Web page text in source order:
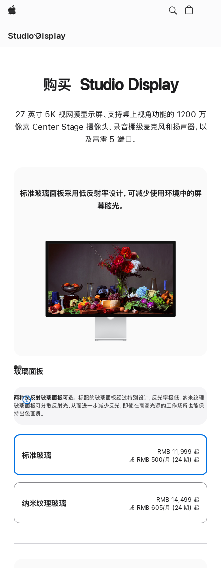
Apple
Studio Display
购买 Studio Display
27 英寸 5K 视网膜显示屏、支持桌上视角功能的 1200 万
像素 Center Stage 摄像头、录音棚级麦克风和扬声器，以
及雷雳 5 端口。
标准玻璃面板采用低反射率设计，可减少使用环境中的屏
幕眩光。
玻璃面板
两种抗反射玻璃面板可选。 标配的玻璃面板经过特别设计，反光率极低。纳米纹理
玻璃面板可分散反射光，从而进一步减少反光，即使在高亮光源的工作场所也能保
持出色画质。
展
开
标准玻璃 RMB 11,999 起
或 RMB 500/月 (24 期) 起
纳米纹理玻璃 RMB 14,499 起
或 RMB 605/月 (24 期) 起